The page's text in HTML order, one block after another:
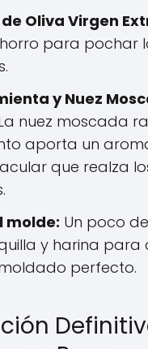
Oliva Virgen
para pochar
y Nuez
nuez moscada
aporta un
que realza
molde: Un poco de
y harina para
perfecto.